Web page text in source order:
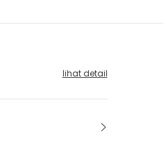
lihat detail